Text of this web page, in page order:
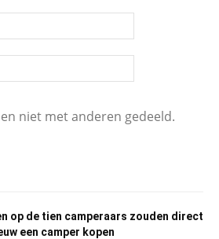
niet met anderen gedeeld.
op de tien camperaars zouden direct
een camper kopen